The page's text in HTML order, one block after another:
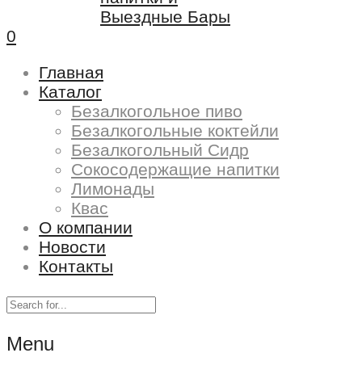
0
Главная
Каталог
Безалкогольное пиво
Безалкогольные коктейли
Безалкогольный Сидр
Сокосодержащие напитки
Лимонады
Квас
О компании
Новости
Контакты
Menu